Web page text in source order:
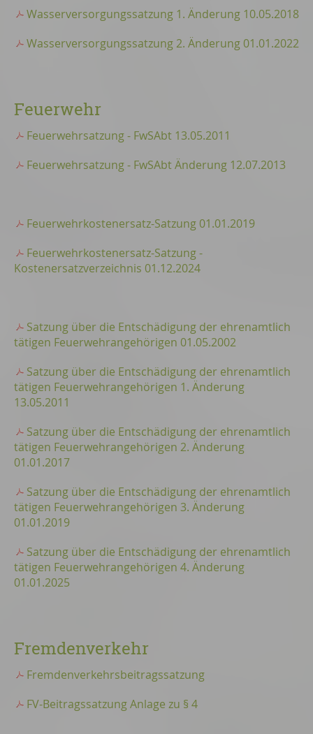
Wasserversorgungssatzung 1. Änderung 10.05.2018
Wasserversorgungssatzung 2. Änderung 01.01.2022
Feuerwehr
Feuerwehrsatzung - FwSAbt 13.05.2011
Feuerwehrsatzung - FwSAbt Änderung 12.07.2013
Feuerwehrkostenersatz-Satzung 01.01.2019
Feuerwehrkostenersatz-Satzung -
Kostenersatzverzeichnis 01.12.2024
Satzung über die Entschädigung der ehrenamtlich
tätigen Feuerwehrangehörigen 01.05.2002
Satzung über die Entschädigung der ehrenamtlich
tätigen Feuerwehrangehörigen 1. Änderung
13.05.2011
Satzung über die Entschädigung der ehrenamtlich
tätigen Feuerwehrangehörigen 2. Änderung
01.01.2017
Satzung über die Entschädigung der ehrenamtlich
tätigen Feuerwehrangehörigen 3. Änderung
01.01.2019
Satzung über die Entschädigung der ehrenamtlich
tätigen Feuerwehrangehörigen 4. Änderung
01.01.2025
Fremdenverkehr
Fremdenverkehrsbeitragssatzung
FV-Beitragssatzung Anlage zu § 4